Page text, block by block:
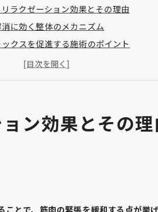
ラクゼーション効果とその理由
に効く整体のメカニズム
クスを促進する施術のポイント
す整体の技法とは
取る整体の流れ
ョン効果を最大化するためのアプロー
の質を向上させる秘密
ン効果とその
とで、筋肉の緊張を緩和する点が挙